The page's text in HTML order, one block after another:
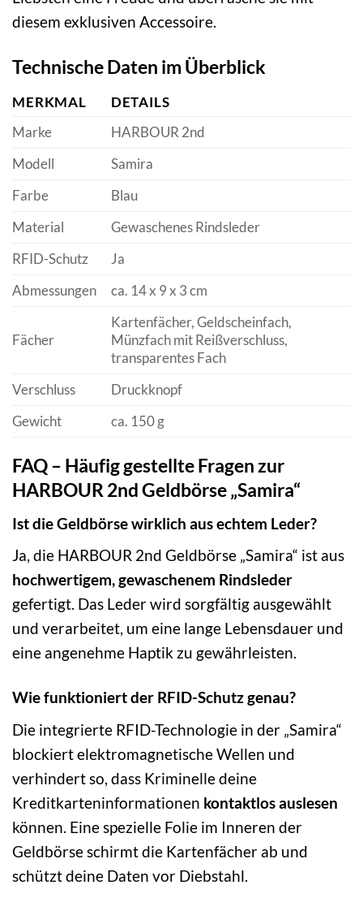
diesem exklusiven Accessoire.
Technische Daten im Überblick
MERKMAL
DETAILS
Marke
HARBOUR 2nd
Modell
Samira
Farbe
Blau
Material
Gewaschenes Rindsleder
RFID-Schutz
Ja
Abmessungen
ca. 14 x 9 x 3 cm
Fächer
Kartenfächer, Geldscheinfach,
Münzfach mit Reißverschluss,
transparentes Fach
Verschluss
Druckknopf
Gewicht
ca. 150 g
FAQ – Häufig gestellte Fragen zur
HARBOUR 2nd Geldbörse „Samira“
Ist die Geldbörse wirklich aus echtem Leder?
Ja, die HARBOUR 2nd Geldbörse „Samira“ ist aus
hochwertigem, gewaschenem Rindsleder
gefertigt. Das Leder wird sorgfältig ausgewählt
und verarbeitet, um eine lange Lebensdauer und
eine angenehme Haptik zu gewährleisten.
Wie funktioniert der RFID-Schutz genau?
Die integrierte RFID-Technologie in der „Samira“
blockiert elektromagnetische Wellen und
verhindert so, dass Kriminelle deine
Kreditkarteninformationen kontaktlos auslesen
können. Eine spezielle Folie im Inneren der
Geldbörse schirmt die Kartenfächer ab und
schützt deine Daten vor Diebstahl.